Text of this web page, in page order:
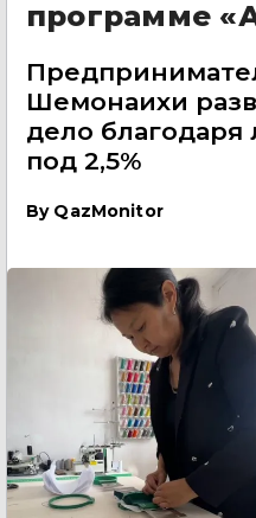
программе
Шемонаихи
дело благодаря
под 2,5%
By QazMonitor